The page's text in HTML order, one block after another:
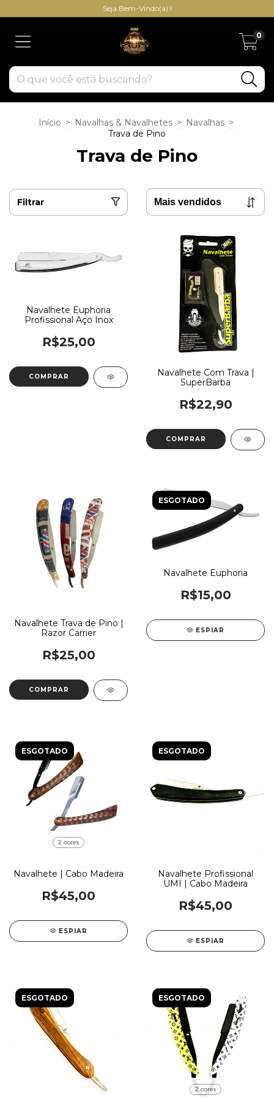
Seja Bem-Vindo(a) !
0
Início > Navalhas & Navalhetes > Navalhas >
Trava de Pino
Trava de Pino
Filtrar
Navalhete Euphoria
Profissional Aço Inox
R$25,00
Navalhete Com Trava |
SuperBarba
R$22,90
Navalhete Trava de Pino |
Razor Carrier
R$25,00
COMPRAR
ESGOTADO
Navalhete Euphoria
R$15,00
ESPIAR
ESGOTADO
2 cores
Navalhete | Cabo Madeira
R$45,00
ESPIAR
ESGOTADO
Navalhete Profissional
UMI | Cabo Madeira
R$45,00
ESPIAR
ESGOTADO ESGOTADO
2 cores